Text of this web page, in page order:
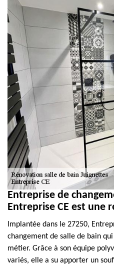
Entreprise de
Entreprise CE est une
Implantée dans le 27250,
changement de salle de bain
métier. Grâce à son équipe
variés, elle a su apporter un